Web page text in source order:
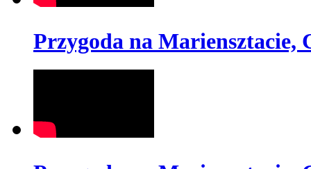
Przygoda na Mariensztacie,